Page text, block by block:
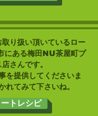
り扱い頂いているロー
にある梅田NU茶屋町プ
さんです。
を提供してくださいま
れてみて下さいね。
ートレシピ